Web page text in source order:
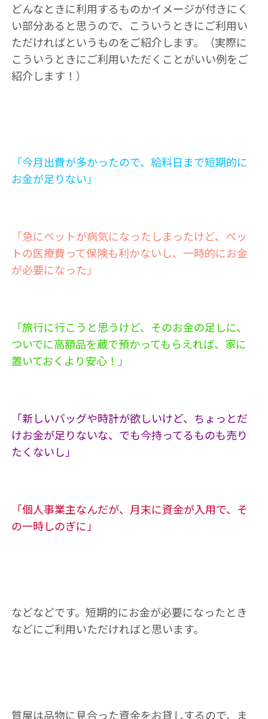
どんなときに利用するものかイメージが付きにく
い部分あると思うので、こういうときにご利用い
ただければというものをご紹介します。（実際に
こういうときにご利用いただくことがいい例をご
紹介します！）
「今月出費が多かったので、給料日まで短期的に
お金が足りない」
「急にペットが病気になったしまったけど、ペッ
トの医療費って保険も利かないし、一時的にお金
が必要になった」
「旅行に行こうと思うけど、そのお金の足しに、
ついでに高額品を蔵で預かってもらえれば、家に
置いておくより安心！」
「新しいバッグや時計が欲しいけど、ちょっとだ
けお金が足りないな、でも今持ってるものも売り
たくないし」
「個人事業主なんだが、月末に資金が入用で、そ
の一時しのぎに」
などなどです。短期的にお金が必要になったとき
などにご利用いただければと思います。
質屋は品物に見合った資金をお貸しするので、ま